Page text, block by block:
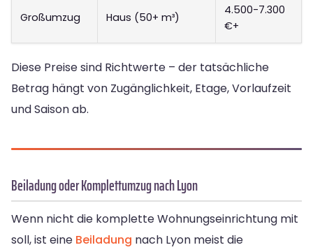
Großumzug Haus (50+ m³)
4.500-7.300
€+
Diese Preise sind Richtwerte – der tatsächliche
Betrag hängt von Zugänglichkeit, Etage, Vorlaufzeit
und Saison ab.
Beiladung oder Komplettumzug nach Lyon
Wenn nicht die komplette Wohnungseinrichtung mit
soll, ist eine Beiladung nach Lyon meist die